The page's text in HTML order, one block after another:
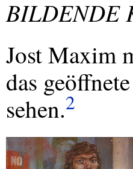
BILDENDE
Jost Maxim
das
sehen.2